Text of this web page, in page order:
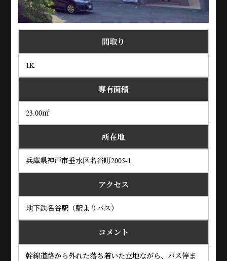
間取り
1K
専有面積
23.00㎡
所在地
兵庫県神戸市垂水区名谷町2005-1
アクセス
地下鉄名谷駅（駅よりバス）
コメント
幹線道路から外れた落ち着いた立地ながら、バス停ま